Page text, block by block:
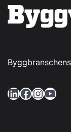
LinkedIn Facebook InstagramYouTube